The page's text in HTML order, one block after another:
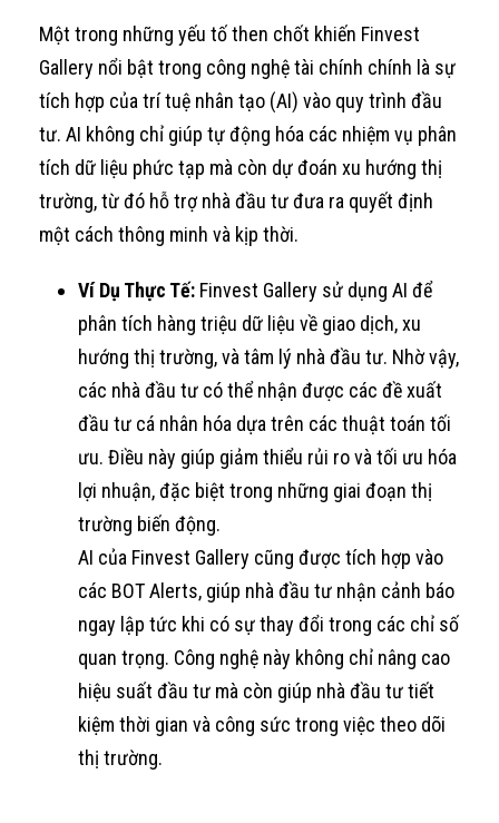
Một trong những yếu tố then chốt khiến Finvest
Gallery nổi bật trong công nghệ tài chính chính là sự
tích hợp của trí tuệ nhân tạo (AI) vào quy trình đầu
tư. AI không chỉ giúp tự động hóa các nhiệm vụ phân
tích dữ liệu phức tạp mà còn dự đoán xu hướng thị
trường, từ đó hỗ trợ nhà đầu tư đưa ra quyết định
một cách thông minh và kịp thời.
Ví Dụ Thực Tế: Finvest Gallery sử dụng AI để
phân tích hàng triệu dữ liệu về giao dịch, xu
hướng thị trường, và tâm lý nhà đầu tư. Nhờ vậy,
các nhà đầu tư có thể nhận được các đề xuất
đầu tư cá nhân hóa dựa trên các thuật toán tối
ưu. Điều này giúp giảm thiểu rủi ro và tối ưu hóa
lợi nhuận, đặc biệt trong những giai đoạn thị
trường biến động.
AI của Finvest Gallery cũng được tích hợp vào
các BOT Alerts, giúp nhà đầu tư nhận cảnh báo
ngay lập tức khi có sự thay đổi trong các chỉ số
quan trọng. Công nghệ này không chỉ nâng cao
hiệu suất đầu tư mà còn giúp nhà đầu tư tiết
kiệm thời gian và công sức trong việc theo dõi
thị trường.